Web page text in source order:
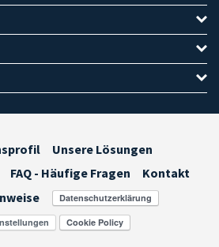
Unsere Lösungen
FAQ - Häufige Fragen
Kontakt